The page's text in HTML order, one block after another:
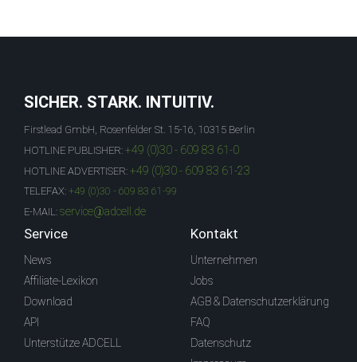
SICHER. STARK. INTUITIV.
Firstlead GmbH, Rosenfelder St. 15-16, 10315 Berlin
HOTLINE PUBLISHER: +49 (0)30 - 609 83 61-0
HOTLINE ADVERTISER: +49 (0)30 - 609 83 61-23
TELEFAX: +49 (0)30 - 609 83 61-99
E-MAIL: service@adcell.de
Service
News
Affiliate-Lexikon
Download
API
Unterstütze ADCELL
Kontakt
Unternehmen
Jobs
AGB & Datenschutzerklärung
FAQ
Datenschutz